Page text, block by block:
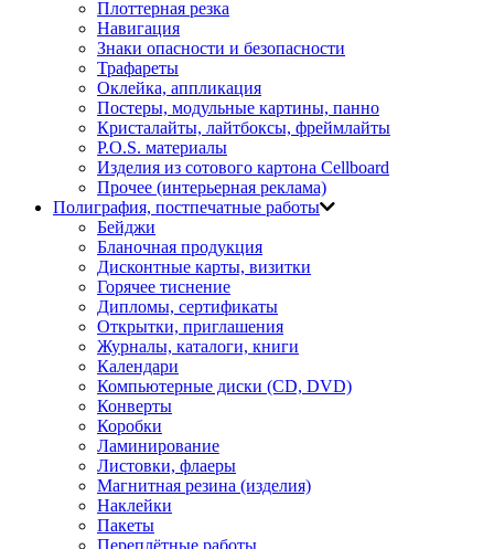
Плоттерная резка
Навигация
Знаки опасности и безопасности
Трафареты
Оклейка, аппликация
Постеры, модульные картины, панно
Кристалайты, лайтбоксы, фреймлайты
P.O.S. материалы
Изделия из сотового картона Cellboard
Прочее (интерьерная реклама)
Полиграфия, постпечатные работы
Бейджи
Бланочная продукция
Дисконтные карты, визитки
Горячее тиснение
Дипломы, сертификаты
Открытки, приглашения
Журналы, каталоги, книги
Календари
Компьютерные диски (CD, DVD)
Конверты
Коробки
Ламинирование
Листовки, флаеры
Магнитная резина (изделия)
Наклейки
Пакеты
Переплётные работы